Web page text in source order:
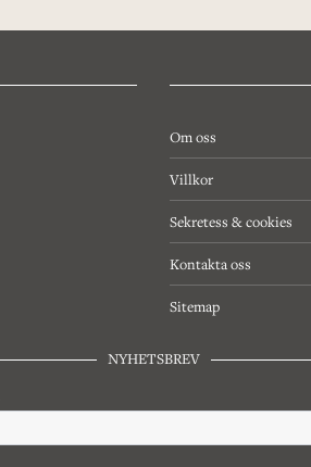
Om oss
Villkor
Sekretess & cookies
Kontakta oss
Sitemap
NYHETSBREV